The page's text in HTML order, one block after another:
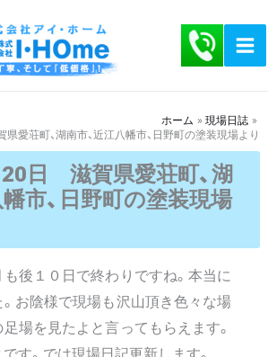
ホーム
現場日誌
愛荘町、湖南市、近江八幡市、日野町の塗装現場より
日 滋賀県愛荘町、湖
市、日野町の塗装現場
後１０日で終わりですね。本当に
お陰様で現場も沢山頂き色々な場
場を見たよと言ってもらえます。